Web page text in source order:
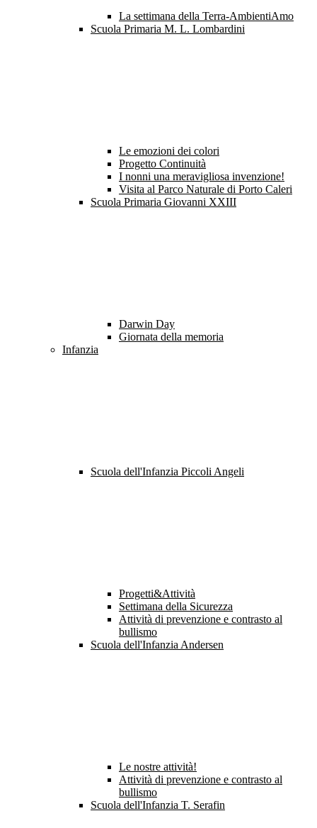
La settimana della Terra-AmbientiAmo
Scuola Primaria M. L. Lombardini
Le emozioni dei colori
Progetto Continuità
I nonni una meravigliosa invenzione!
Visita al Parco Naturale di Porto Caleri
Scuola Primaria Giovanni XXIII
Darwin Day
Giornata della memoria
Infanzia
Scuola dell'Infanzia Piccoli Angeli
Progetti&Attività
Settimana della Sicurezza
Attività di prevenzione e contrasto al
bullismo
Scuola dell'Infanzia Andersen
Le nostre attività!
Attività di prevenzione e contrasto al
bullismo
Scuola dell'Infanzia T. Serafin